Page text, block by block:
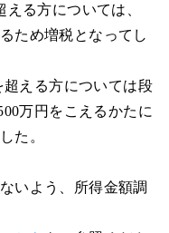
る方については、
ため増税となってし
超える方については段
万円をこえるかたに
た。
いよう、所得金額調